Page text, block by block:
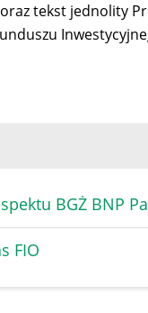
tekst jednolity
BGŻ BNP
FIO